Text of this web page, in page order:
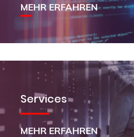
MEHR ERFAHREN
Services
MEHR ERFAHREN